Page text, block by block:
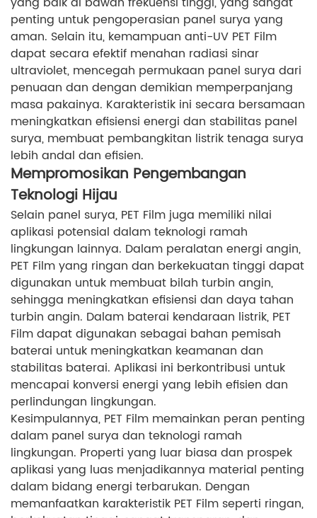
penting untuk pengoperasian panel surya yang
aman. Selain itu, kemampuan anti-UV PET Film
dapat secara efektif menahan radiasi sinar
ultraviolet, mencegah permukaan panel surya dari
penuaan dan dengan demikian memperpanjang
masa pakainya. Karakteristik ini secara bersamaan
meningkatkan efisiensi energi dan stabilitas panel
surya, membuat pembangkitan listrik tenaga surya
lebih andal dan efisien.
Mempromosikan Pengembangan
Teknologi Hijau
Selain panel surya, PET Film juga memiliki nilai
aplikasi potensial dalam teknologi ramah
lingkungan lainnya. Dalam peralatan energi angin,
PET Film yang ringan dan berkekuatan tinggi dapat
digunakan untuk membuat bilah turbin angin,
sehingga meningkatkan efisiensi dan daya tahan
turbin angin. Dalam baterai kendaraan listrik, PET
Film dapat digunakan sebagai bahan pemisah
baterai untuk meningkatkan keamanan dan
stabilitas baterai. Aplikasi ini berkontribusi untuk
mencapai konversi energi yang lebih efisien dan
perlindungan lingkungan.
Kesimpulannya, PET Film memainkan peran penting
dalam panel surya dan teknologi ramah
lingkungan. Properti yang luar biasa dan prospek
aplikasi yang luas menjadikannya material penting
dalam bidang energi terbarukan. Dengan
memanfaatkan karakteristik PET Film seperti ringan,